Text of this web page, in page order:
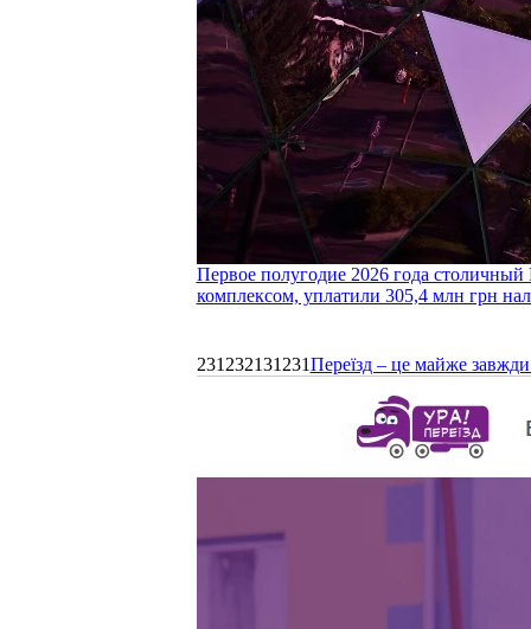
Первое полугодие 2026 года
комплексом, уплатили 305,4 млн грн
231232131231Переїзд – це майже